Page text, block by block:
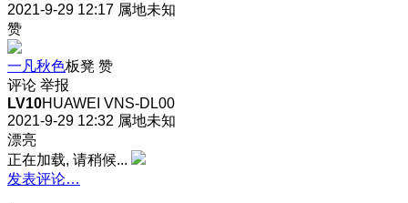
2021-9-29 12:17 属地未知
赞
一凡秋色板凳 赞
评论 举报
LV10HUAWEI VNS-DL00
2021-9-29 12:32 属地未知
漂亮
正在加载, 请稍候...
发表评论…